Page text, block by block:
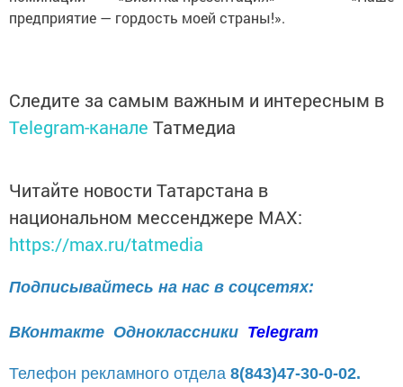
предприятие — гордость моей страны!».
Следите за самым важным и интересным в
Telegram-канале Татмедиа
Читайте новости Татарстана в
национальном мессенджере MАХ:
https://max.ru/tatmedia
Подписывайтесь на нас в соцсетях:
ВКонтакте Одноклассники Telegram
Телефон рекламного отдела 8(843)47-30-0-02.